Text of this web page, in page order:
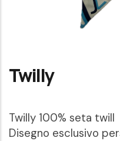
Twilly
Twilly 100% seta twill
Disegno esclusivo